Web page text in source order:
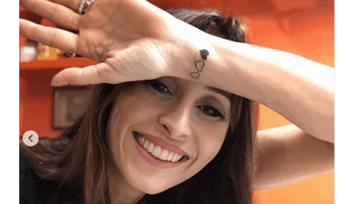
Persone Scomparse
Politica
Programmi TV
Reality e Talent
Soap Opera
ShowBiz Social News